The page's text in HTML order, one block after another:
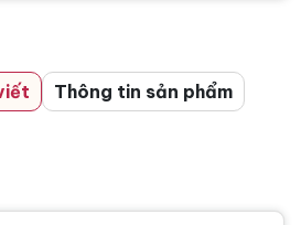
Thông tin sản phẩm